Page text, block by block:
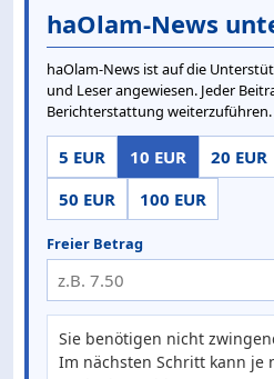
haOlam-News
haOlam-News ist auf die
und Leser angewiesen. Jeder
Berichterstattung weiterzuführen.
5 EUR 10 EUR 20 EUR
50 EUR
100 EUR
Freier Betrag
Sie benötigen nicht
Im nächsten Schritt kann je